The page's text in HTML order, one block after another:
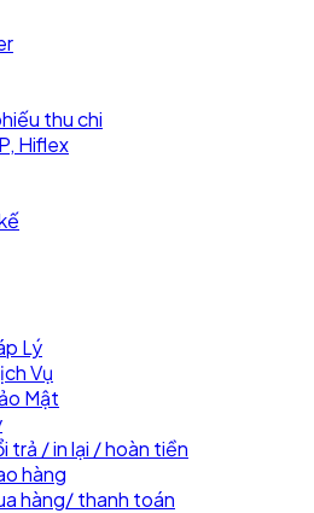
thu chi
Hiflex
Lý
Vụ
Mật
trả / in lại / hoàn tiền
hàng
hàng/ thanh toán